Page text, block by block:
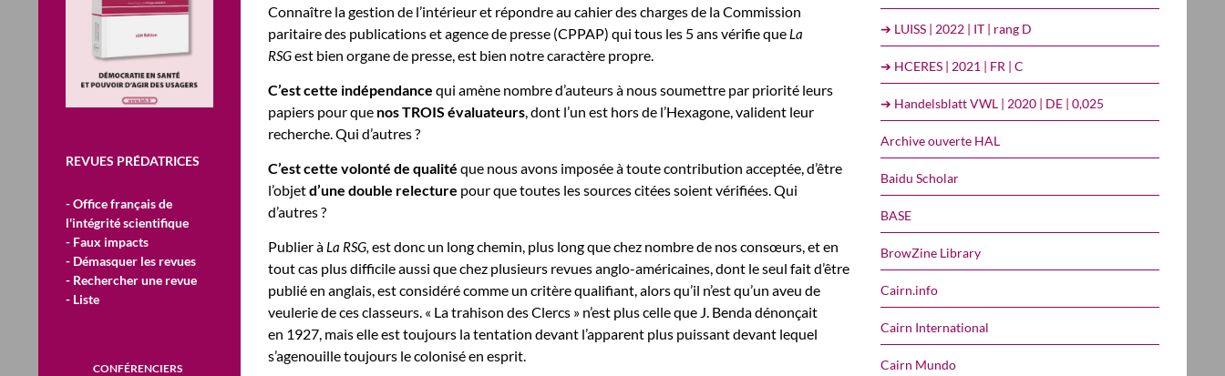
Connaître la gestion de l’intérieur et répondre au cahier des charges de la Commission
paritaire des publications et agence de presse (CPPAP) qui tous les 5 ans vérifie que La
RSGest bien organe de presse, est bien notre caractère propre.
C’est cette indépendance qui amène nombre d’auteurs à nous soumettre par priorité leurs
papiers pour que nos TROIS évaluateurs, dont l’un est hors de l’Hexagone, valident leur
recherche. Qui d’autres ?
C’est cette volonté de qualité que nous avons imposée à toute contribution acceptée, d’être
l’objetd’une double relecture pour que toutes les sources citées soient vérifiées. Qui
d’autres ?
Publier à La RSG, est donc un long chemin, plus long que chez nombre de nos consœurs, et en
tout cas plus difficile aussi que chez plusieurs revues anglo-américaines, dont le seul fait d’être
publié en anglais, est considéré comme un critère qualifiant, alors qu’il n’est qu’un aveu de
veulerie de ces classeurs. « La trahison des Clercs » n’est plus celle que J. Benda dénonçait
en 1927, mais elle est toujours la tentation devant l’apparent plus puissant devant lequel
s’agenouille toujours le colonisé en esprit.
➔ LUISS | 2022 | IT | rang D
➔ HCERES | 2021 | FR | C
➔ Handelsblatt VWL | 2020 | DE | 0,025
Archive ouverte HAL
Baidu Scholar
BASE
BrowZine Library
Cairn.info
Cairn International
Cairn Mundo
REVUES PRÉDATRICES
- Office français de
l'intégrité scientifique
- Faux impacts
- Démasquer les revues
- Rechercher une revue
- Liste
CONFÉRENCIERS